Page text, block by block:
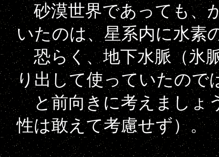
砂漠世界であっても、
いたのは、星系内に水素
恐らく、地下水脈（氷
り出して使っていたので
と前向きに考えましょ
性は敢えて考慮せず）。